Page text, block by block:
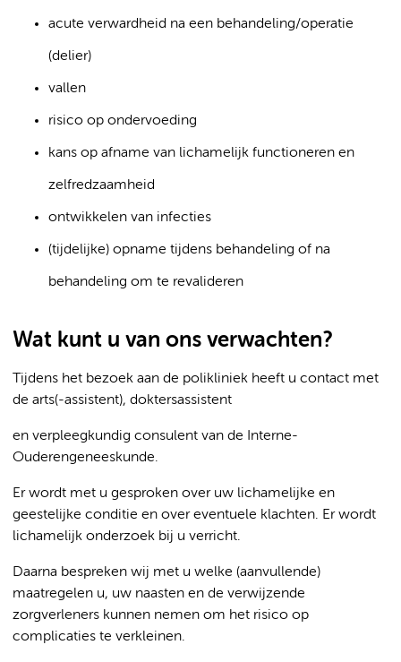
acute verwardheid na een behandeling/operatie
(delier)
vallen
risico op ondervoeding
kans op afname van lichamelijk functioneren en
zelfredzaamheid
ontwikkelen van infecties
(tijdelijke) opname tijdens behandeling of na
behandeling om te revalideren
Wat kunt u van ons verwachten?
Tijdens het bezoek aan de polikliniek heeft u contact met
de arts(-assistent), doktersassistent
en verpleegkundig consulent van de Interne-
Ouderengeneeskunde.
Er wordt met u gesproken over uw lichamelijke en
geestelijke conditie en over eventuele klachten. Er wordt
lichamelijk onderzoek bij u verricht.
Daarna bespreken wij met u welke (aanvullende)
maatregelen u, uw naasten en de verwijzende
zorgverleners kunnen nemen om het risico op
complicaties te verkleinen.